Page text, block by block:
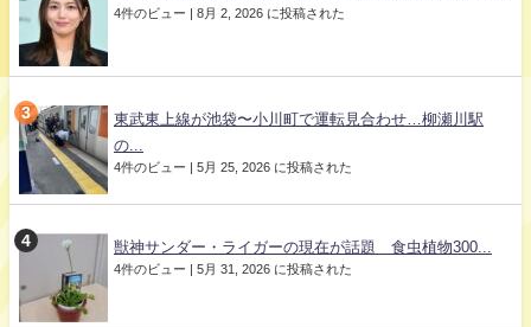
4件のビュー | 8月 2, 2026 に投稿された
東武東上線が池袋〜小川町で運転見合わせ…柳瀬川駅
の...
4件のビュー | 5月 25, 2026 に投稿された
獣神サンダー・ライガーの現在が話題 食虫植物300...
4件のビュー | 5月 31, 2026 に投稿された